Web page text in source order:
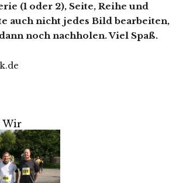
(1 oder 2), Seite, Reihe und
auch nicht jedes Bild bearbeiten,
noch nachholen. Viel Spaß.
Wir